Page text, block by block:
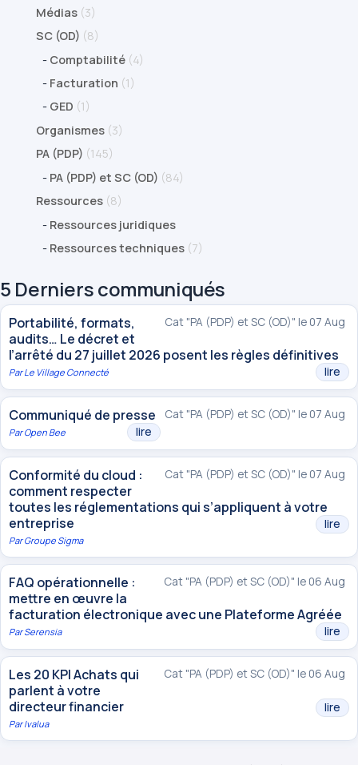
Médias (3)
SC (OD) (8)
- Comptabilité (4)
- Facturation (1)
- GED (1)
Organismes (3)
PA (PDP) (145)
- PA (PDP) et SC (OD) (84)
Ressources (8)
- Ressources juridiques
- Ressources techniques (7)
5 Derniers communiqués
Cat "PA (PDP) et SC (OD)" le 07 Aug
Portabilité, formats,
audits… Le décret et
l’arrêté du 27 juillet 2026 posent les règles définitives
lire
ParLe Village Connecté
Cat "PA (PDP) et SC (OD)" le 07 Aug
Communiqué de presse
lire
ParOpen Bee
Cat "PA (PDP) et SC (OD)" le 07 Aug
Conformité du cloud :
comment respecter
toutes les réglementations qui s’appliquent à votre
entreprise
lire
ParGroupe Sigma
Cat "PA (PDP) et SC (OD)" le 06 Aug
FAQ opérationnelle :
mettre en œuvre la
facturation électronique avec une Plateforme Agréée
lire
ParSerensia
Cat "PA (PDP) et SC (OD)" le 06 Aug
Les 20 KPI Achats qui
parlent à votre
directeur financier
lire
ParIvalua